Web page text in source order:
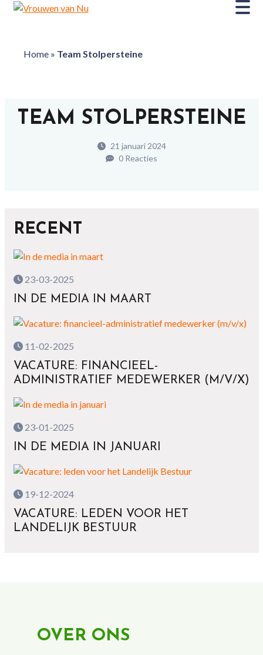
Home» Team Stolpersteine
TEAM STOLPERSTEINE
21 januari 2024
0 Reacties
RECENT
23-03-2025
IN DE MEDIA IN MAART
11-02-2025
VACATURE: FINANCIEEL-
ADMINISTRATIEF MEDEWERKER (M/V/X)
23-01-2025
IN DE MEDIA IN JANUARI
19-12-2024
VACATURE: LEDEN VOOR HET
LANDELIJK BESTUUR
OVER ONS